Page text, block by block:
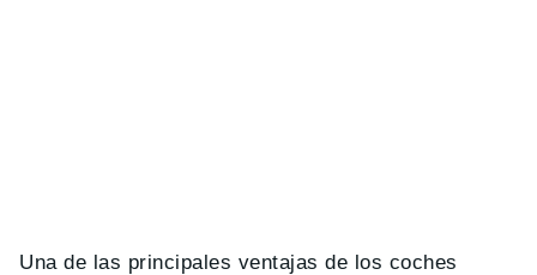
Una de las principales ventajas de los coches